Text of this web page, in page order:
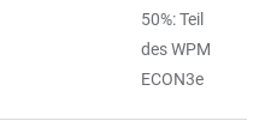
50%: Teil
des WPM
ECON3e